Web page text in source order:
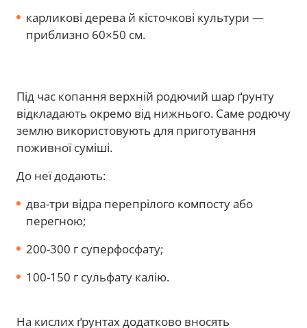
карликові дерева й кісточкові культури —
приблизно 60×50 см.
Під час копання верхній родючий шар ґрунту
відкладають окремо від нижнього. Саме родючу
землю використовують для приготування
поживної суміші.
До неї додають:
два-три відра перепрілого компосту або
перегною;
200-300 г суперфосфату;
100-150 г сульфату калію.
На кислих ґрунтах додатково вносять